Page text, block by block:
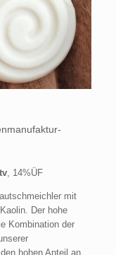
, 14%ÜF
mit
Der hohe
Kombination der
hohen Anteil an